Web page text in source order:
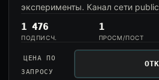
эксперименты. Канал сети
1 476
ПОДПИСЧ.
1
ПРОСМ/ПОСТ
ЦЕНА ПО
ЗАПРОСУ